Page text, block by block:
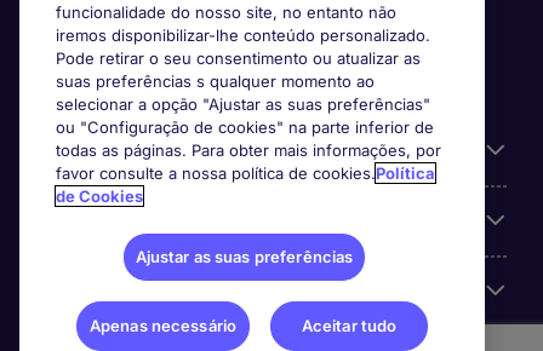
Informação Útil
funcionalidade do nosso site, no entanto não
iremos disponibilizar-lhe conteúdo personalizado.
Pode retirar o seu consentimento ou atualizar as
suas preferências s qualquer momento ao
selecionar a opção "Ajustar as suas preferências"
ou "Configuração de cookies" na parte inferior de
todas as páginas. Para obter mais informações, por
favor consulte a nossa política de cookies.Política
de Cookies
Ajustar as suas preferências
Apenas necessário Aceitar tudo